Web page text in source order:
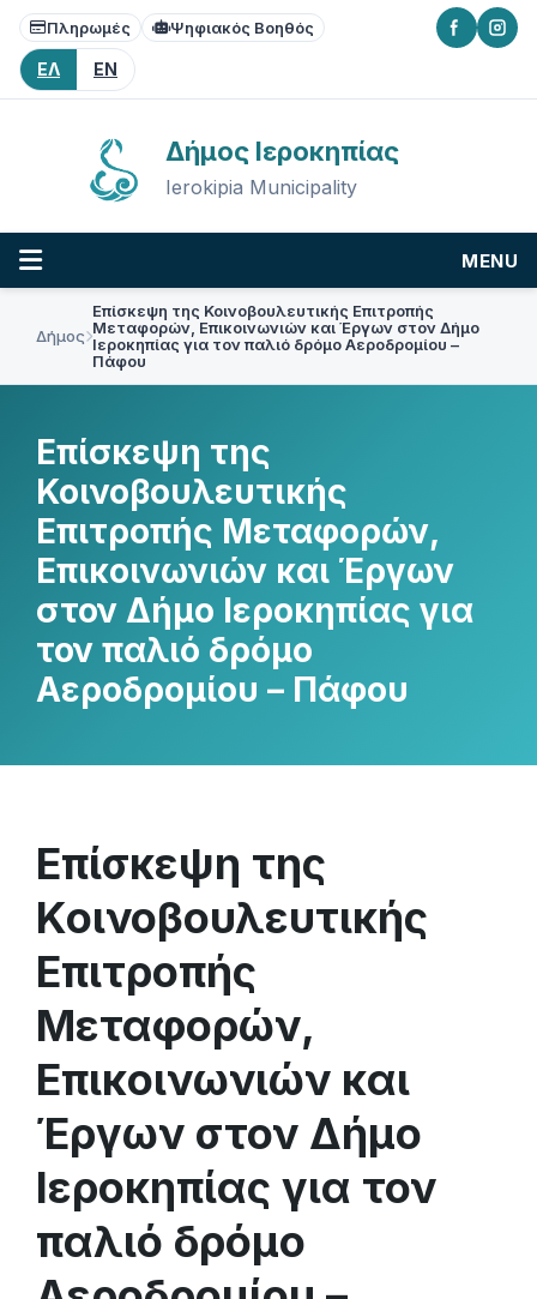
Skip
content
Skip
main
navigation
Skip
footer
Πληρωμές Ψηφιακός Βοηθός
ΕΛ EN
Δήμος Ιεροκηπίας
Ierokipia Municipality
MENU
Δήμος
Επίσκεψη της Κοινοβουλευτικής Επιτροπής
Μεταφορών, Επικοινωνιών και Έργων στον Δήμο
Ιεροκηπίας για τον παλιό δρόμο Αεροδρομίου –
Πάφου
Επίσκεψη της
Κοινοβουλευτικής
Επιτροπής Μεταφορών,
Επικοινωνιών και Έργων
στον Δήμο Ιεροκηπίας για
τον παλιό δρόμο
Αεροδρομίου – Πάφου
Επίσκεψη της
Κοινοβουλευτικής
Επιτροπής
Μεταφορών,
Επικοινωνιών και
Έργων στον Δήμο
Ιεροκηπίας για τον
παλιό δρόμο